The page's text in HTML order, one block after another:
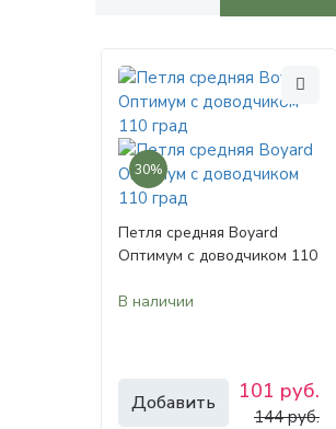
30%
Петля средняя Boyard
Оптимум с доводчиком 110
В наличии
Добавить 101 руб.
144 руб.